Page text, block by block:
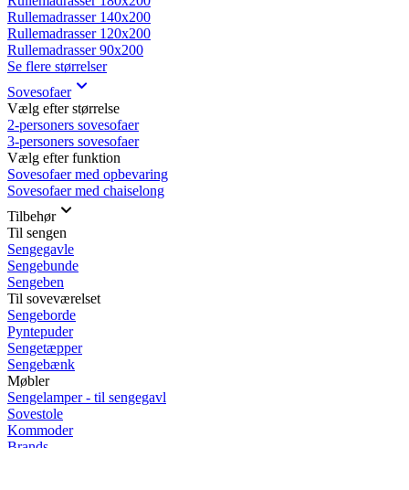
Rullemadrasser 140x200
Rullemadrasser 120x200
Rullemadrasser 90x200
Se flere størrelser
Sovesofaer
Vælg efter størrelse
2-personers sovesofaer
3-personers sovesofaer
Vælg efter funktion
Sovesofaer med opbevaring
Sovesofaer med chaiselong
Tilbehør
Til sengen
Sengegavle
Sengebunde
Sengeben
Til soveværelset
Sengeborde
Pyntepuder
Sengetæpper
Sengebænk
Møbler
Sengelamper - til sengegavl
Sovestole
Kommoder
Brands